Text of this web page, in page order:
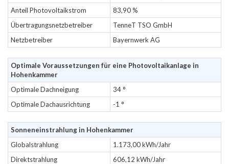
Anteil Photovoltaikstrom
83,90 %
Übertragungsnetzbetreiber
TenneT TSO GmbH
Netzbetreiber
Bayernwerk AG
Optimale Voraussetzungen für eine Photovoltaikanlage in
Hohenkammer
Optimale Dachneigung
34 °
Optimale Dachausrichtung
-1 °
Sonneneinstrahlung in Hohenkammer
Globalstrahlung
1.173,00 kWh/Jahr
Direktstrahlung
606,12 kWh/Jahr